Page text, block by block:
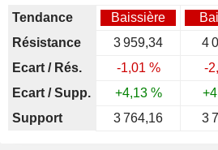
Tendance
Baissière
Résistance
3 959,34 4
Ecart / Rés.
-1,01 % -
Ecart / Supp.
+4,13 %
Support
3 764,16 3